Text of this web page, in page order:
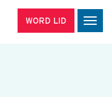
WORD LID